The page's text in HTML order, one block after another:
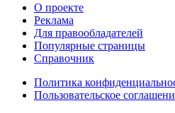
О проекте
Реклама
Для правообладателей
Популярные страницы
Справочник
Политика
Пользовательское